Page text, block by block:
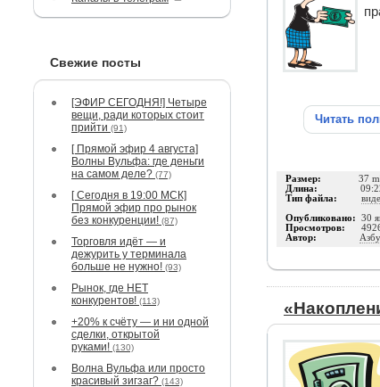
Свежие посты
[ЭФИР СЕГОДНЯ!] Четыре
вещи, ради которых стоит
прийти (91)
[ Прямой эфир 4 августа]
Волны Вульфа: где деньги
на самом деле? (77)
[ Сегодня в 19:00 МСК]
Прямой эфир про рынок
без конкуренции! (87)
Торговля идёт — и
дежурить у терминала
больше не нужно! (93)
Рынок, где НЕТ
конкурентов! (113)
+20% к счёту — и ни одной
сделки, открытой
руками! (130)
Волна Вульфа или просто
красивый зигзаг? (143)
Читать
Размер: 37
Длина:
Тип файла:
Опубликовано: 30
Просмотров:
Автор: